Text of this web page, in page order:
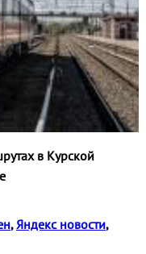
в Курской
,Яндекс новости,